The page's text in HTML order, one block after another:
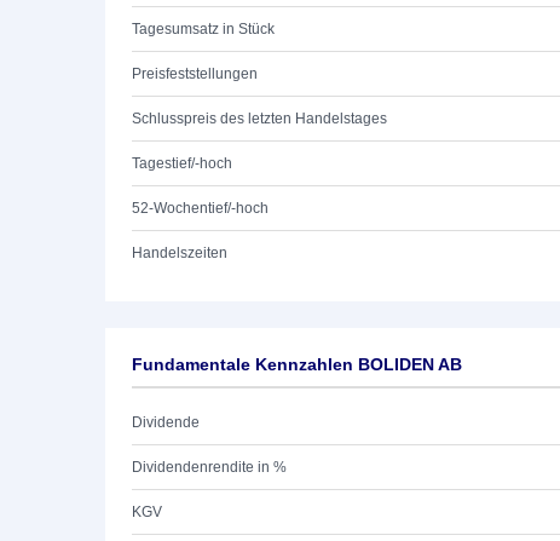
Tagesumsatz in Stück
Preisfeststellungen
Schlusspreis des letzten Handelstages
Tagestief/-hoch
52-Wochentief/-hoch
Handelszeiten
Fundamentale Kennzahlen BOLIDEN AB
Dividende
Dividendenrendite in %
KGV